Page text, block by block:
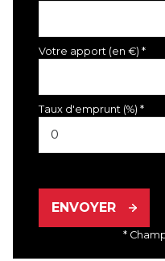
Votre apport (en €) *
Taux d'emprunt (%) *
ENVOYER
*